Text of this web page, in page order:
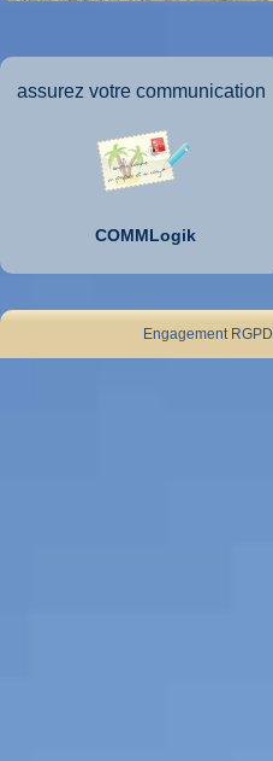
assurez votre communication
COMMLogik
Engagement RGPD